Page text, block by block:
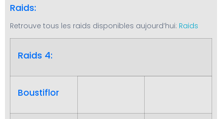
Raids:
Retrouve tous les raids disponibles aujourd’hui: Raids
Raids 4:
Boustiflor